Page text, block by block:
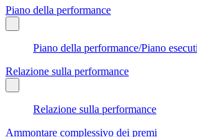
Piano della performance
Piano della performance/Piano
Relazione sulla performance
Relazione sulla performance
Ammontare complessivo dei premi